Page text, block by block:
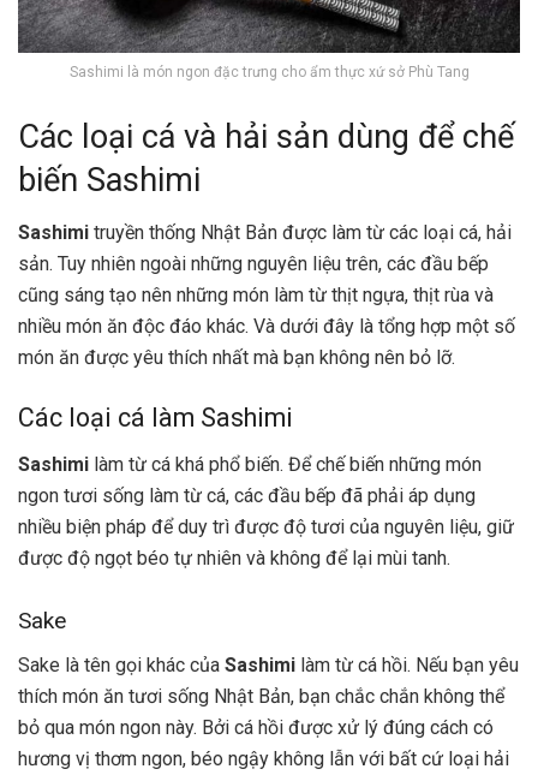
Sashimi là món ngon đặc trưng cho ẩm thực xứ sở Phù Tang
Các loại cá và hải sản dùng để chế
biến Sashimi
Sashimi truyền thống Nhật Bản được làm từ các loại cá, hải
sản. Tuy nhiên ngoài những nguyên liệu trên, các đầu bếp
cũng sáng tạo nên những món làm từ thịt ngựa, thịt rùa và
nhiều món ăn độc đáo khác. Và dưới đây là tổng hợp một số
món ăn được yêu thích nhất mà bạn không nên bỏ lỡ.
Các loại cá làm Sashimi
Sashimi làm từ cá khá phổ biến. Để chế biến những món
ngon tươi sống làm từ cá, các đầu bếp đã phải áp dụng
nhiều biện pháp để duy trì được độ tươi của nguyên liệu, giữ
được độ ngọt béo tự nhiên và không để lại mùi tanh.
Sake
Sake là tên gọi khác của Sashimi làm từ cá hồi. Nếu bạn yêu
thích món ăn tươi sống Nhật Bản, bạn chắc chắn không thể
bỏ qua món ngon này. Bởi cá hồi được xử lý đúng cách có
hương vị thơm ngon, béo ngậy không lẫn với bất cứ loại hải